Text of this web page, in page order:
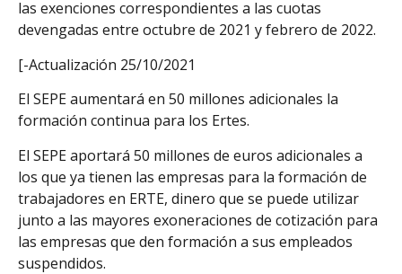
las exenciones correspondientes a las cuotas
devengadas entre octubre de 2021 y febrero de 2022.
[-Actualización 25/10/2021
El SEPE aumentará en 50 millones adicionales la
formación continua para los Ertes.
El SEPE aportará 50 millones de euros adicionales a
los que ya tienen las empresas para la formación de
trabajadores en ERTE, dinero que se puede utilizar
junto a las mayores exoneraciones de cotización para
las empresas que den formación a sus empleados
suspendidos.